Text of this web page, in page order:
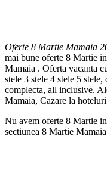
Oferte 8 Martie Mamaia
mai bune oferte 8 Martie
Mamaia . Oferta vacanta
stele 3 stele 4 stele 5
complecta, all inclusive.
Mamaia, Cazare la
Nu avem oferte 8 Martie
sectiunea 8 Martie